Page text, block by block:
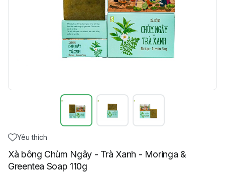
Yêu thích
Xà bông Chùm Ngây - Trà Xanh - Moringa &
Greentea Soap 110g